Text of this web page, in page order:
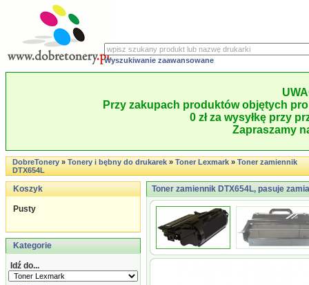
Wyszukiwanie zaawansowane
Przy zakupach produktów objętych
0 zł za wysyłkę przy
Zapraszamy
DobreTonery»Tonery i bębny do drukarek»Toner Lexmark»Toner zamiennik
DTX654L
Koszyk
Pusty
Kategorie
Idź do...
Toner zamiennik DTX654L, pasuje